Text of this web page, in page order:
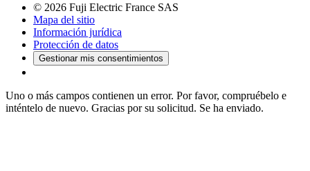
© 2026 Fuji Electric France SAS
Mapa del sitio
Información jurídica
Protección de datos
Gestionar mis consentimientos
Uno o más campos contienen un error. Por favor, compruébelo e
inténtelo de nuevo. Gracias por su solicitud. Se ha enviado.